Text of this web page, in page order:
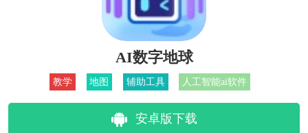
AI数字地球
教学 地图 辅助工具 人工智能ai软件
安卓版下载